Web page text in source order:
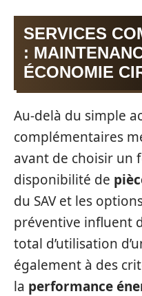
SERVICES
:
ÉCONOMIE
Au-delà du simple
complémentaires
avant de choisir un
disponibilité de
du SAV et les
préventive influent
total d’utilisation
également à des
la performance